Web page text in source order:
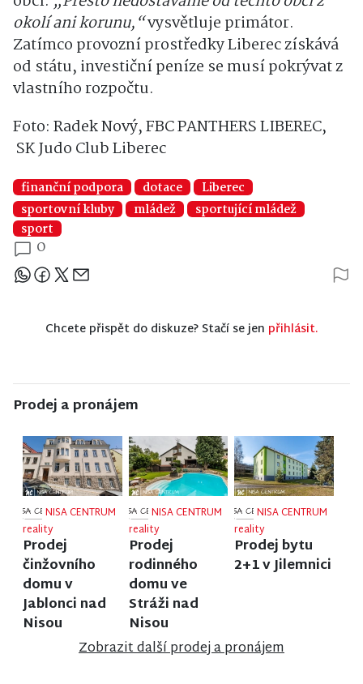
okolí ani korunu,“vysvětluje primátor.
Zatímco provozní prostředky Liberec získává
od státu, investiční peníze se musí pokrývat z
vlastního rozpočtu.
Foto: Radek Nový, FBC PANTHERS LIBEREC,
SK Judo Club Liberec
finanční podpora dotace
Liberec
sportovní kluby
mládež
sportující mládež
sport
0
Sdílejte článek
Chcete přispět do diskuze? Stačí se jen přihlásit.
Prodej a pronájem
NISA CENTRUM
reality
Prodej
činžovního
domu v
Jablonci nad
Nisou
NISA CENTRUM
reality
Prodej
rodinného
domu ve
Stráži nad
Nisou
NISA CENTRUM
reality
Prodej bytu
2+1 v Jilemnici
Zobrazit další prodej a pronájem